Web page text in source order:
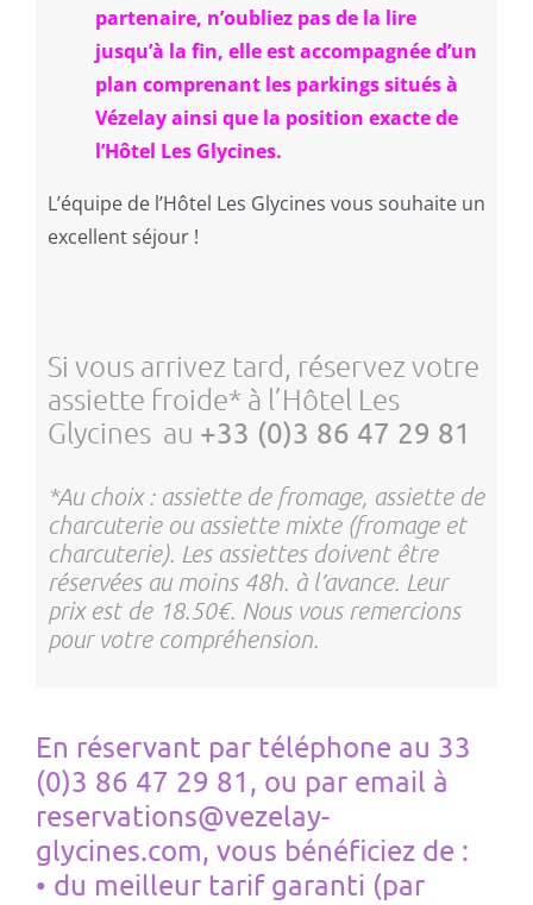
partenaire, n’oubliez pas de la lire
jusqu’à la fin, elle est accompagnée d’un
plan comprenant les parkings situés à
Vézelay ainsi que la position exacte de
l’Hôtel Les Glycines.
L’équipe de l’Hôtel Les Glycines vous souhaite un
excellent séjour !
Si vous arrivez tard, réservez votre
assiette froide* à l’Hôtel Les
Glycines au +33 (0)3 86 47 29 81
*Au choix : assiette de fromage, assiette de
charcuterie ou assiette mixte (fromage et
charcuterie). Les assiettes doivent être
réservées au moins 48h. à l’avance. Leur
prix est de 18.50€. Nous vous remercions
pour votre compréhension.
En réservant par téléphone au 33
(0)3 86 47 29 81, ou par email à
reservations@vezelay-
glycines.com, vous bénéficiez de :
• du meilleur tarif garanti (par